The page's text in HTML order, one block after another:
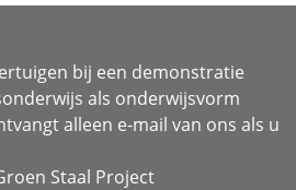
bij een demonstratie
als onderwijsvorm
alleen e-mail van ons als u
Staal Project